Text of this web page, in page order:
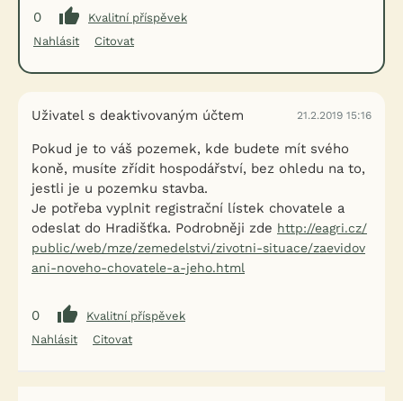
0
Kvalitní příspěvek
Nahlásit
Citovat
Uživatel s deaktivovaným účtem 21.2.2019 15:16
Pokud je to váš pozemek, kde budete mít svého
koně, musíte zřídit hospodářství, bez ohledu na to,
jestli je u pozemku stavba.
Je potřeba vyplnit registrační lístek chovatele a
odeslat do Hradišťka. Podrobněji zde http://eagri.cz/
public/web/mze/zemedelstvi/zivotni-situace/zaevidov
ani-noveho-chovatele-a-jeho.html
0
Kvalitní příspěvek
Nahlásit
Citovat